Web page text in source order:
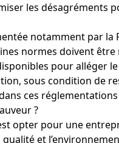
les désagréments
notamment par
normes doivent
pour alléger
sous condition de
ces
?
opter pour une
et